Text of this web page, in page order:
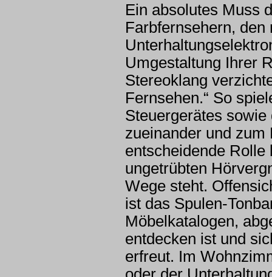
Ein absolutes Muss
Farbfernsehern, den
Umgestaltung Ihrer
Stereoklang
Fernsehen.“ So
Steuergerätes
zueinander und
entscheidende
ungetrübten
Wege steht.
ist das Spulen-
Möbelkatalogen,
entdecken ist und
erfreut. Im